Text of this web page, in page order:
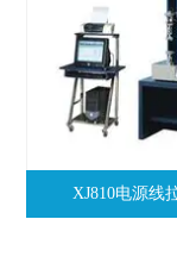
XJ810电源线